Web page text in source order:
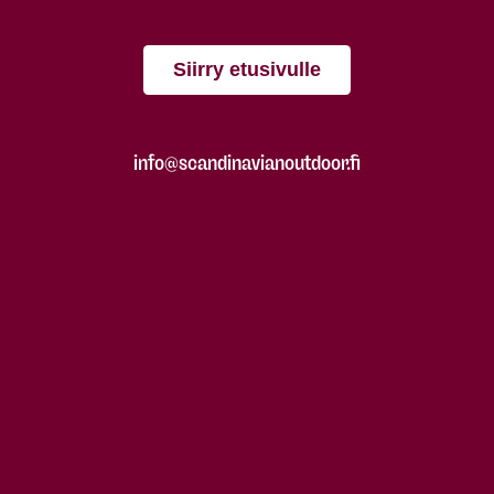
Siirry etusivulle
info@scandinavianoutdoor.fi